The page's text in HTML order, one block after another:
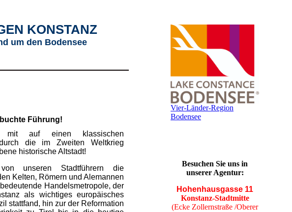
KONSTANZ
um den Bodensee
Führung!
mit auf einen klassischen
die im Zweiten Weltkrieg
historische Altstadt!
unseren Stadtführern die
Kelten, Römern und Alemannen
Handelsmetropole, der
als wichtiges europäisches
stattfand, hin zur der Reformation
Vier-Länder-Region
Bodensee
Besuchen Sie uns in
unserer Agentur:
Hohenhausgasse 11
Konstanz-Stadtmitte
(Ecke Zollernstraße /Oberer